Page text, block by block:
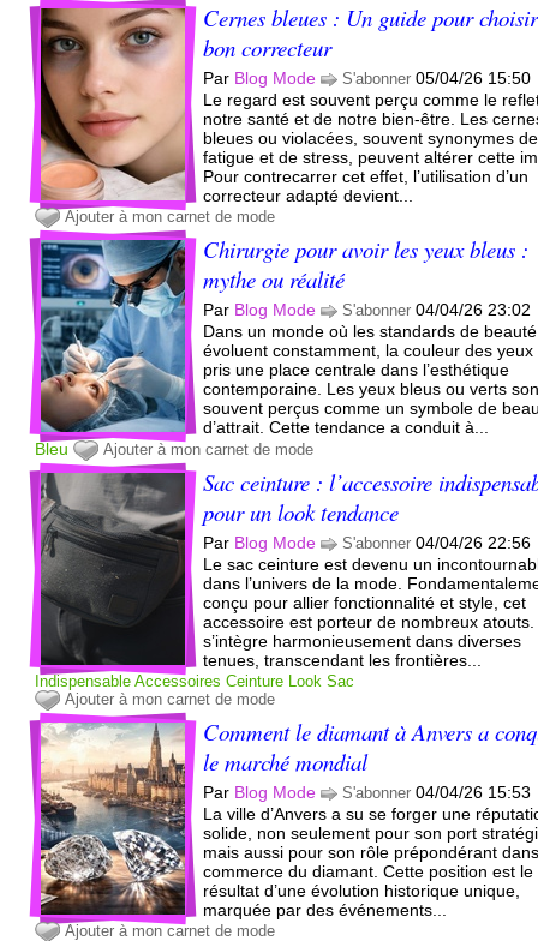
Cernes bleues : Un guide pour
bon correcteur
Par Blog Mode S'abonner 05/04/26 15:50
Le regard est souvent perçu comme le
notre santé et de notre bien-être. Les
bleues ou violacées, souvent synonymes de
fatigue et de stress, peuvent altérer cette
Pour contrecarrer cet effet, l’utilisation d’un
correcteur adapté devient...
Ajouter à mon carnet de mode
Chirurgie pour avoir les yeux bleus :
mythe ou réalité
Par Blog Mode S'abonner 04/04/26 23:02
Dans un monde où les standards de beauté
évoluent constamment, la couleur des yeux
pris une place centrale dans l’esthétique
contemporaine. Les yeux bleus ou verts
souvent perçus comme un symbole de
d’attrait. Cette tendance a conduit à...
Bleu
Ajouter à mon carnet de mode
Sac ceinture : l’accessoire
pour un look tendance
Par Blog Mode S'abonner 04/04/26 22:56
Le sac ceinture est devenu un
dans l’univers de la mode.
conçu pour allier fonctionnalité et style, cet
accessoire est porteur de nombreux atouts.
s’intègre harmonieusement dans diverses
tenues, transcendant les frontières...
Indispensable Accessoires Ceinture Look Sac
Ajouter à mon carnet de mode
Comment le diamant à Anvers a
le marché mondial
Par Blog Mode S'abonner 04/04/26 15:53
La ville d’Anvers a su se forger une
solide, non seulement pour son port
mais aussi pour son rôle prépondérant
commerce du diamant. Cette position est le
résultat d’une évolution historique unique,
marquée par des événements...
Ajouter à mon carnet de mode